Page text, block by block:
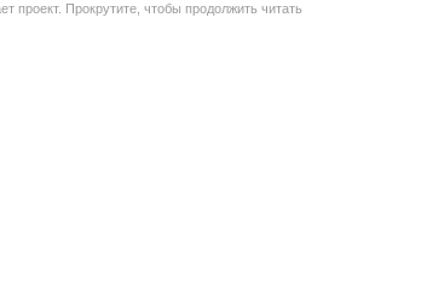
проект. Прокрутите, чтобы продолжить читать